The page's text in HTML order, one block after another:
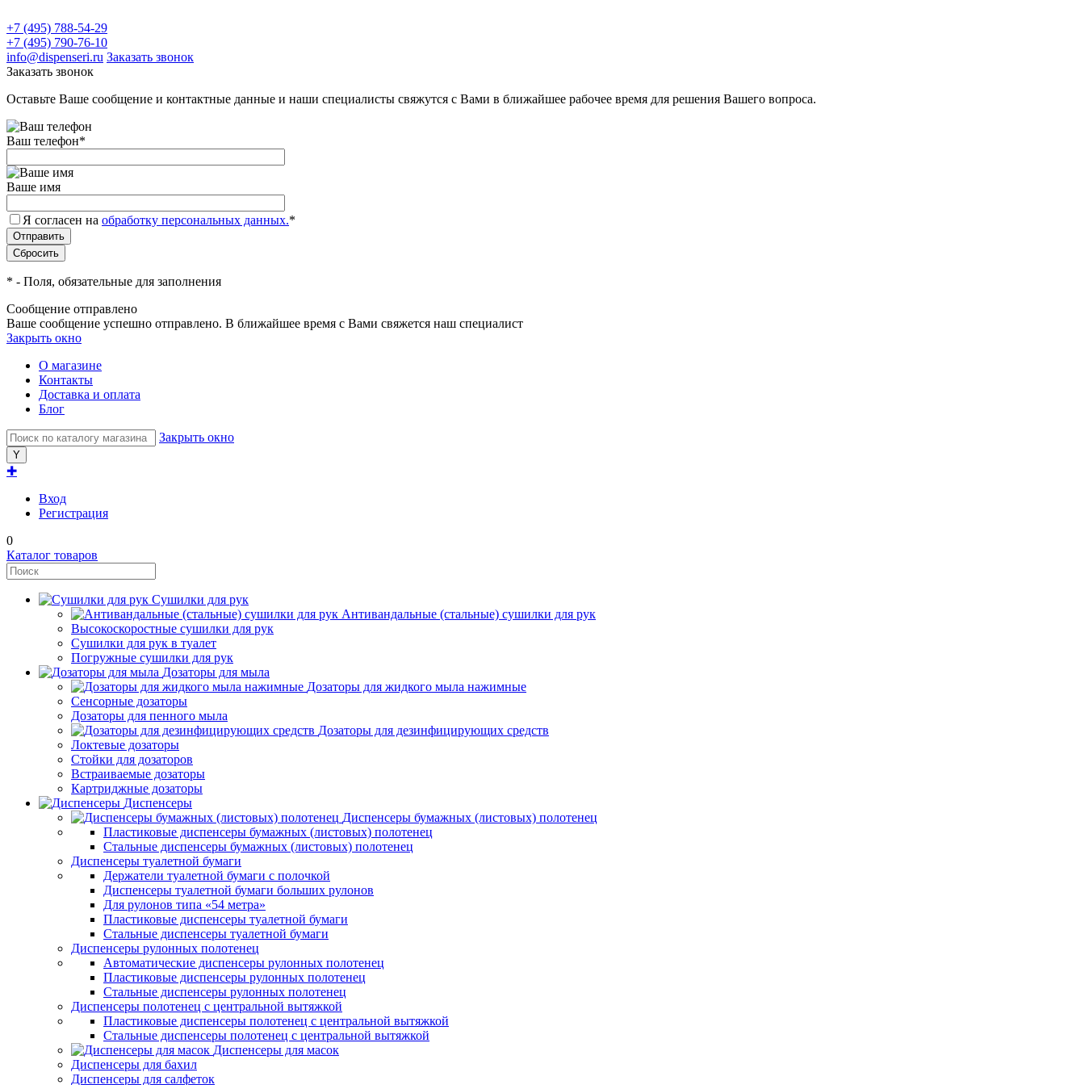
+7 (495) 788-54-29
+7 (495) 790-76-10
info@dispenseri.ru Заказать звонок
Заказать звонок
Оставьте Ваше сообщение и контактные данные и наши специалисты свяжутся с Вами в ближайшее рабочее время для решения Вашего вопроса.
Ваш телефон*
Ваше имя
Я согласен на обработку персональных данных.*
* - Поля, обязательные для заполнения
Сообщение отправлено
Ваше сообщение успешно отправлено. В ближайшее время с Вами свяжется наш специалист
Закрыть окно
О магазине
Контакты
Доставка и оплата
Блог
Закрыть окно
✚
Вход
Регистрация
0
Каталог товаров
Сушилки для рук
Антивандальные (стальные) сушилки для рук
Высокоскоростные сушилки для рук
Сушилки для рук в туалет
Погружные сушилки для рук
Дозаторы для мыла
Дозаторы для жидкого мыла нажимные
Сенсорные дозаторы
Дозаторы для пенного мыла
Дозаторы для дезинфицирующих средств
Локтевые дозаторы
Стойки для дозаторов
Встраиваемые дозаторы
Картриджные дозаторы
Диспенсеры
Диспенсеры бумажных (листовых) полотенец
Пластиковые диспенсеры бумажных (листовых) полотенец
Стальные диспенсеры бумажных (листовых) полотенец
Диспенсеры туалетной бумаги
Держатели туалетной бумаги с полочкой
Диспенсеры туалетной бумаги больших рулонов
Для рулонов типа «54 метра»
Пластиковые диспенсеры туалетной бумаги
Стальные диспенсеры туалетной бумаги
Диспенсеры рулонных полотенец
Автоматические диспенсеры рулонных полотенец
Пластиковые диспенсеры рулонных полотенец
Стальные диспенсеры рулонных полотенец
Диспенсеры полотенец с центральной вытяжкой
Пластиковые диспенсеры полотенец с центральной вытяжкой
Стальные диспенсеры полотенец с центральной вытяжкой
Диспенсеры для масок
Диспенсеры для бахил
Диспенсеры для салфеток